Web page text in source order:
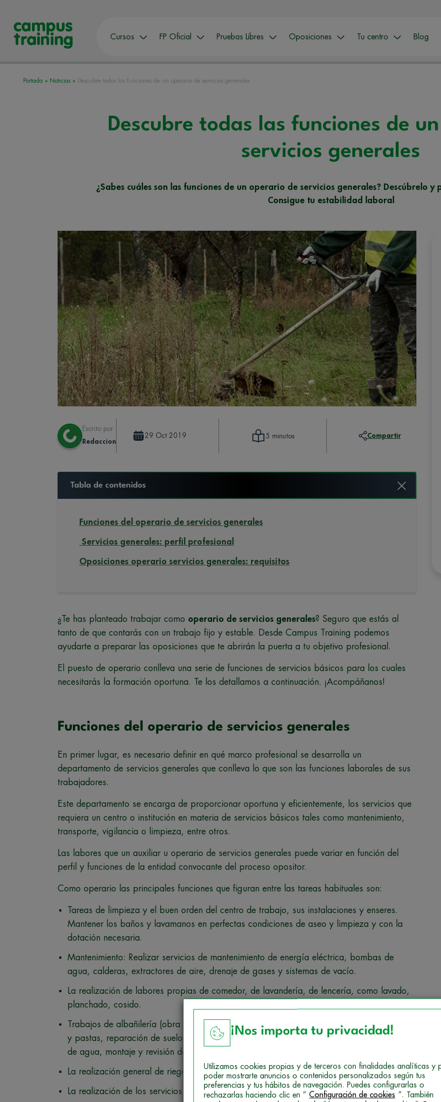
Cursos FP Oficial Pruebas Libres Oposiciones Tu centro Blog
Portada » Noticias » Descubre todas las funciones de un operario de servicios generales
Descubre todas las funciones de
servicios generales
¿Sabes cuáles son las funciones de un operario de servicios generales? Descúbrelo
Consigue tu estabilidad laboral
Escrito por
Redaccion
29 Oct 2019 5 minutos Compartir
Tabla de contenidos
Funciones del operario de servicios generales
Servicios generales: perfil profesional
Oposiciones operario servicios generales: requisitos
¿Te has planteado trabajar como operario de servicios generales? Seguro que estás al
tanto de que contarás con un trabajo fijo y estable. Desde Campus Training podemos
ayudarte a preparar las oposiciones que te abrirán la puerta a tu objetivo profesional.
El puesto de operario conlleva una serie de funciones de servicios básicos para los cuales
necesitarás la formación oportuna. Te los detallamos a continuación. ¡Acompáñanos!
Funciones del operario de servicios generales
En primer lugar, es necesario definir en qué marco profesional se desarrolla un
departamento de servicios generales que conlleva lo que son las funciones laborales de sus
trabajadores.
Este departamento se encarga de proporcionar oportuna y eficientemente, los servicios que
requiera un centro o institución en materia de servicios básicos tales como mantenimiento,
transporte, vigilancia o limpieza, entre otros.
Las labores que un auxiliar u operario de servicios generales puede variar en función del
perfil y funciones de la entidad convocante del proceso opositor.
Como operario las principales funciones que figuran entre las tareas habituales son:
Tareas de limpieza y el buen orden del centro de trabajo, sus instalaciones y enseres.
Mantener los baños y lavamanos en perfectas condiciones de aseo y limpieza y con la
dotación necesaria.
Mantenimiento: Realizar servicios de mantenimiento de energía eléctrica, bombas de
agua, calderas, extractores de aire, drenaje de gases y sistemas de vacío.
La realización de labores propias de comedor, de lavandería, de lencería, como lavado,
planchado, cosido.
Trabajos de albañilería (obra de fábrica, cubiertas cerámicas, revestimientos de morteros
y pastas, reparación de suelos, paredes y fachadas, localización y reparación de averías
de agua, montaje y revisión de instalaciones eléctricas).
La realización general de riegos y el mantenimiento del césped.
La realización de los servicios de transporte de personas.
¡Nos importa tu privacidad!
Utilizamos cookies propias y de terceros con finalidades analíticas y
poder mostrarte anuncios o contenidos personalizados según tus
preferencias y tus hábitos de navegación. Puedes configurarlas o
rechazarlas haciendo clic en “ Configuración de cookies ”. También